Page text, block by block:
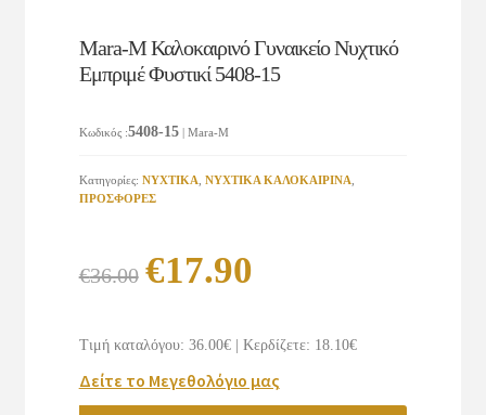
Mara-M Καλοκαιρινό Γυναικείο Νυχτικό
Εμπριμέ Φυστικί 5408-15
Κωδικός :5408-15 | Mara-M
Κατηγορίες: ΝΥΧΤΙΚΑ ΝΥΧΤΙΚΑ ΚΑΛΟΚΑΙΡΙΝΑ
ΠΡΟΣΦΟΡΕΣ
€36.00
Original
was:
€36.00.
€17.90
τιμή
είναι:
Τιμή καταλόγου: 36.00€ | Κερδίζετε: 18.10€
Δείτε το Μεγεθολόγιο μας